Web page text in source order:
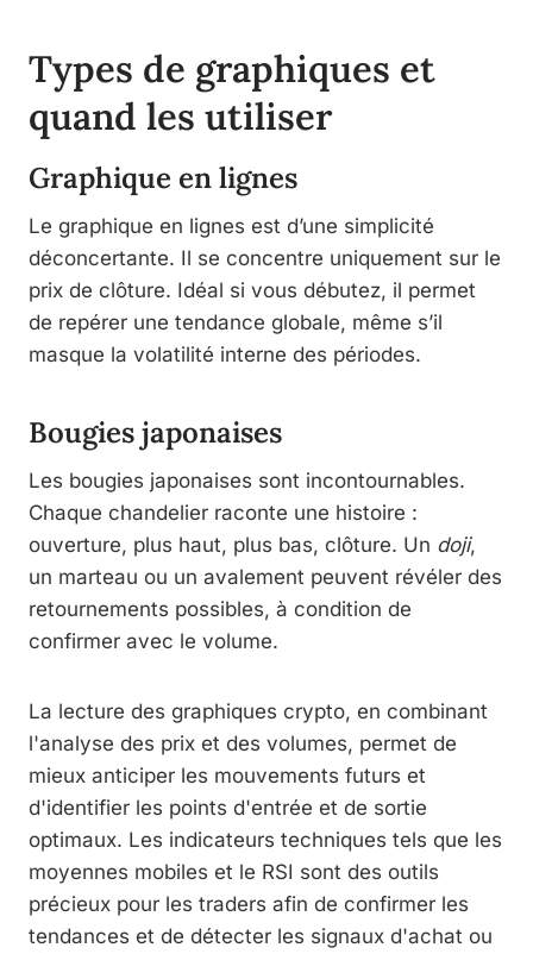
Types de graphiques et
quand les utiliser
Graphique en lignes
Le graphique en lignes est d’une simplicité
déconcertante. Il se concentre uniquement sur le
prix de clôture. Idéal si vous débutez, il permet
de repérer une tendance globale, même s’il
masque la volatilité interne des périodes.
Bougies japonaises
Les bougies japonaises sont incontournables.
Chaque chandelier raconte une histoire :
ouverture, plus haut, plus bas, clôture. Un doji,
un marteau ou un avalement peuvent révéler des
retournements possibles, à condition de
confirmer avec le volume.
La lecture des graphiques crypto, en combinant
l'analyse des prix et des volumes, permet de
mieux anticiper les mouvements futurs et
d'identifier les points d'entrée et de sortie
optimaux. Les indicateurs techniques tels que les
moyennes mobiles et le RSI sont des outils
précieux pour les traders afin de confirmer les
tendances et de détecter les signaux d'achat ou